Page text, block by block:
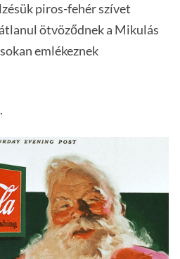
piros-fehér szívet
ötvöződnek a Mikulás
emlékeznek